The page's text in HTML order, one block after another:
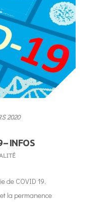
2020
– INFOS
de COVID 19,
la permanence